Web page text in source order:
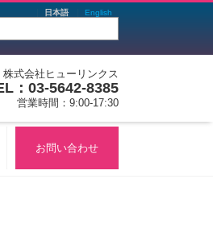
日本語 English
株式会社ヒューリンクス
：03-5642-8385
営業時間：9:00-17:30
お問い合わせ